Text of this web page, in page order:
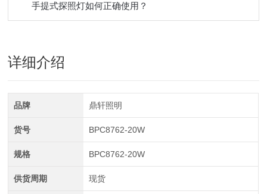
手提式探照灯如何正确使用？
详细介绍
品牌 鼎轩照明
货号 BPC8762-20W
规格 BPC8762-20W
供货周期 现货